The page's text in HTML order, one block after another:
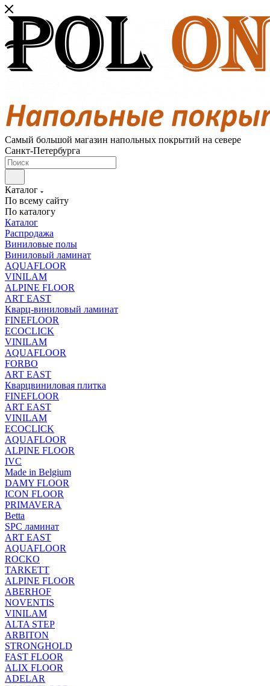
Самый большой магазин напольных покрытий на севере
Санкт-Петербурга
Каталог
По всему сайту
По каталогу
Каталог
Распродажа
Виниловые полы
Виниловый ламинат
AQUAFLOOR
VINILAM
ALPINE FLOOR
ART EAST
Кварц-виниловый ламинат
FINEFLOOR
ECOCLICK
VINILAM
AQUAFLOOR
FORBO
ART EAST
Кварцвиниловая плитка
FINEFLOOR
ART EAST
VINILAM
ECOCLICK
AQUAFLOOR
ALPINE FLOOR
IVC
Made in Belgium
DAMY FLOOR
ICON FLOOR
PRIMAVERA
Betta
SPC ламинат
ART EAST
AQUAFLOOR
ROCKO
TARKETT
ALPINE FLOOR
ABERHOF
NOVENTIS
VINILAM
ALTA STEP
ARBITON
STRONGHOLD
FAST FLOOR
ALIX FLOOR
ADELAR